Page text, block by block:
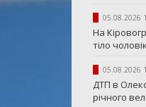
05.08.2026
На
тіло
05.08.2026
ДТП в
річного